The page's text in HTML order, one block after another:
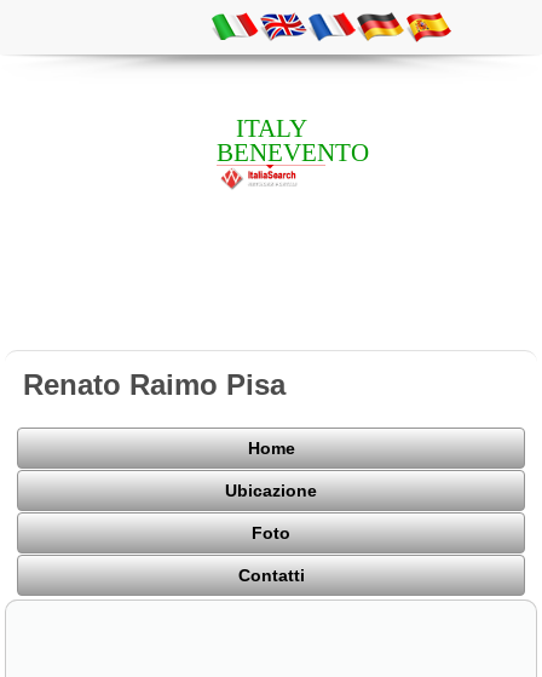
ITALY
BENEVENTO
Renato Raimo Pisa
Home
Ubicazione
Foto
Contatti